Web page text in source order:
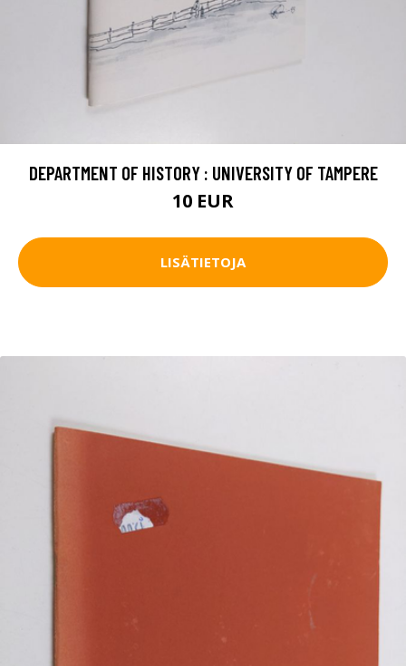
DEPARTMENT OF HISTORY : UNIVERSITY OF TAMPERE
10 EUR
LISÄTIETOJA